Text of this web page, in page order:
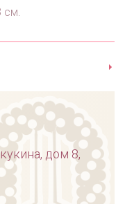
см.
дом 8,